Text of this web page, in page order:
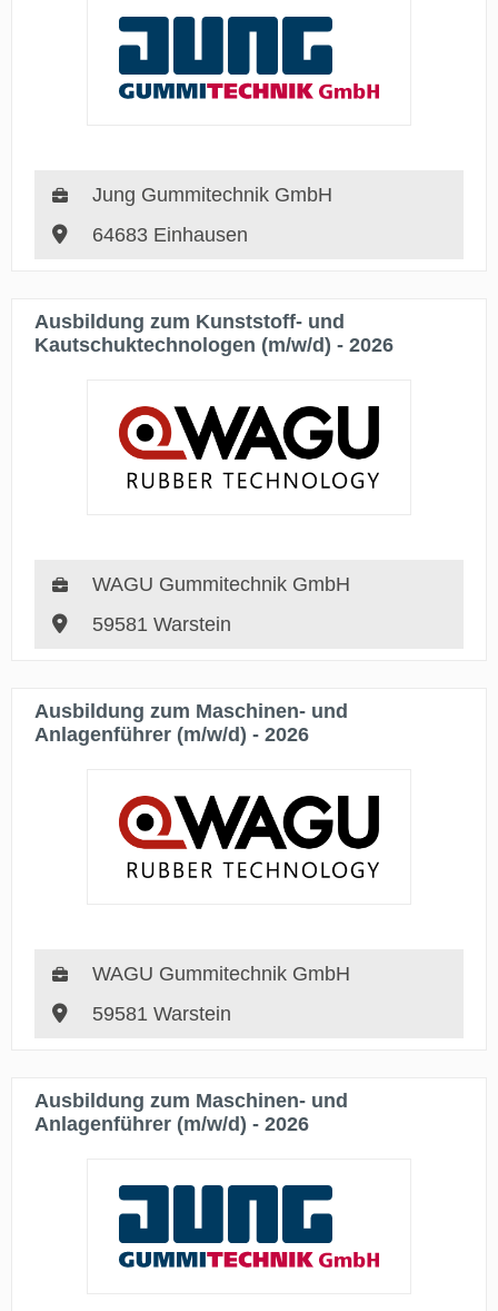
Jung Gummitechnik GmbH
64683 Einhausen
Ausbildung zum Kunststoff- und
Kautschuktechnologen (m/w/d) - 2026
WAGU Gummitechnik GmbH
59581 Warstein
Ausbildung zum Maschinen- und
Anlagenführer (m/w/d) - 2026
WAGU Gummitechnik GmbH
59581 Warstein
Ausbildung zum Maschinen- und
Anlagenführer (m/w/d) - 2026